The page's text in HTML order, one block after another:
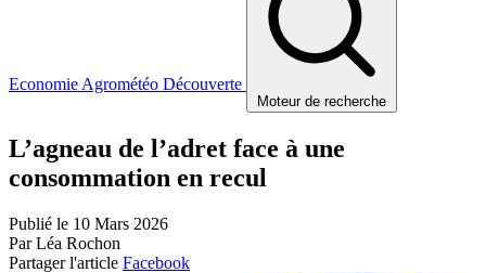
Economie Agrométéo Découverte
Moteur de recherche
L’agneau de l’adret face à une
consommation en recul
Publié le 10 Mars 2026
Par Léa Rochon
Partager l'article Facebook